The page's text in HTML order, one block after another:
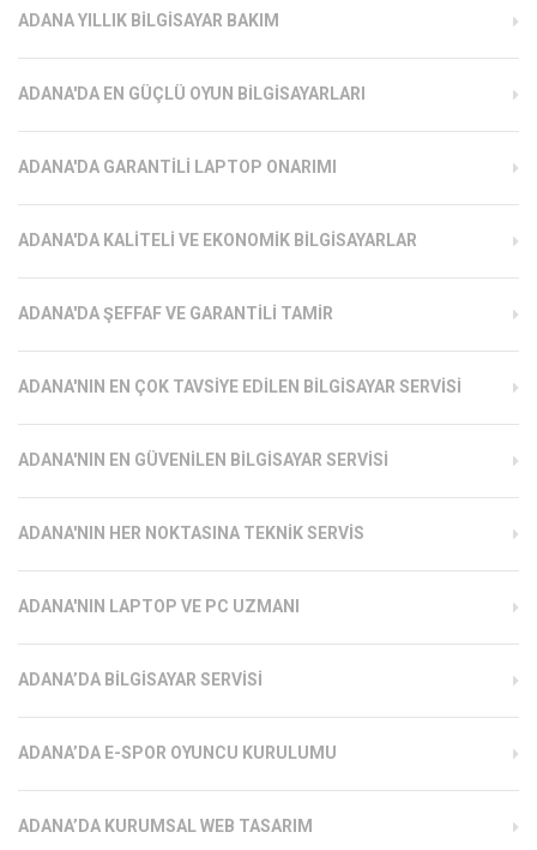
ADANA YILLIK BILGISAYAR BAKIM
ADANA'DA EN GÜÇLÜ OYUN BILGISAYARLARI
ADANA'DA GARANTILI LAPTOP ONARIMI
ADANA'DA KALITELI VE EKONOMIK BILGISAYARLAR
ADANA'DA ŞEFFAF VE GARANTILI TAMIR
ADANA'NIN EN ÇOK TAVSIYE EDILEN BILGISAYAR SERVISI
ADANA'NIN EN GÜVENILEN BILGISAYAR SERVISI
ADANA'NIN HER NOKTASINA TEKNIK SERVIS
ADANA'NIN LAPTOP VE PC UZMANI
ADANA’DA BILGISAYAR SERVISI
ADANA’DA E-SPOR OYUNCU KURULUMU
ADANA’DA KURUMSAL WEB TASARIM